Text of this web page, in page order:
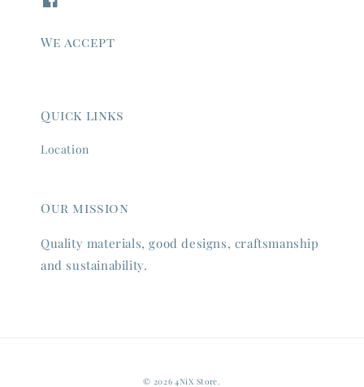
We accept
Quick links
Location
Our mission
Quality materials, good designs, craftsmanship
and sustainability.
© 2026 4NiX Store.